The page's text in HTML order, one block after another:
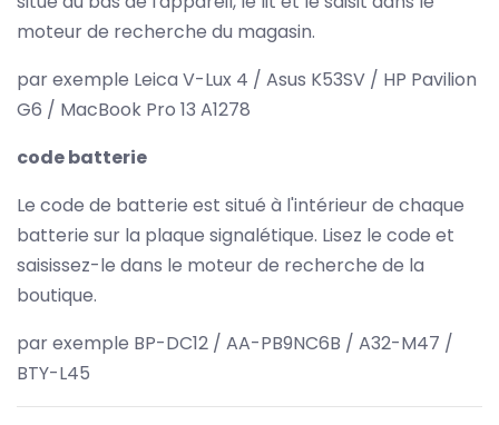
moteur de recherche du magasin.
par exemple Leica V-Lux 4 / Asus K53SV / HP Pavilion
G6 / MacBook Pro 13 A1278
code batterie
Le code de batterie est situé à l'intérieur de chaque
batterie sur la plaque signalétique. Lisez le code et
saisissez-le dans le moteur de recherche de la
boutique.
par exemple BP-DC12 / AA-PB9NC6B / A32-M47 /
BTY-L45